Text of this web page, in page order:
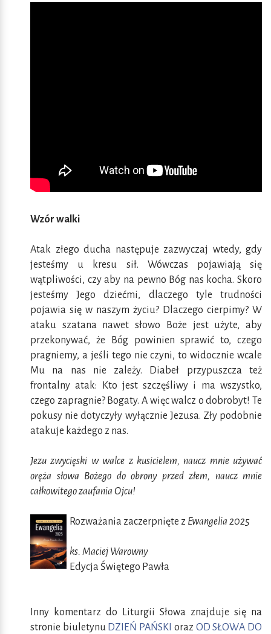
Wzór walki
Atak złego ducha następuje zazwyczaj wtedy, gdy
jesteśmy u kresu sił. Wówczas pojawiają się
wątpliwości, czy aby na pewno Bóg nas kocha. Skoro
jesteśmy Jego dziećmi, dlaczego tyle trudności
pojawia się w naszym życiu? Dlaczego cierpimy? W
ataku szatana nawet słowo Boże jest użyte, aby
przekonywać, że Bóg powinien sprawić to, czego
pragniemy, a jeśli tego nie czyni, to widocznie wcale
Mu na nas nie zależy. Diabeł przypuszcza też
frontalny atak: Kto jest szczęśliwy i ma wszystko,
czego zapragnie? Bogaty. A więc walcz o dobrobyt! Te
pokusy nie dotyczyły wyłącznie Jezusa. Zły podobnie
atakuje każdego z nas.
Jezu zwycięski w walce z kusicielem, naucz mnie używać
oręża słowa Bożego do obrony przed złem, naucz mnie
całkowitego zaufania Ojcu!
Rozważania zaczerpnięte z Ewangelia 2025
ks. Maciej Warowny
Edycja Świętego Pawła
Inny komentarz do Liturgii Słowa znajduje się na
stronie biuletynu DZIEŃ PAŃSKI oraz OD SŁOWA DO